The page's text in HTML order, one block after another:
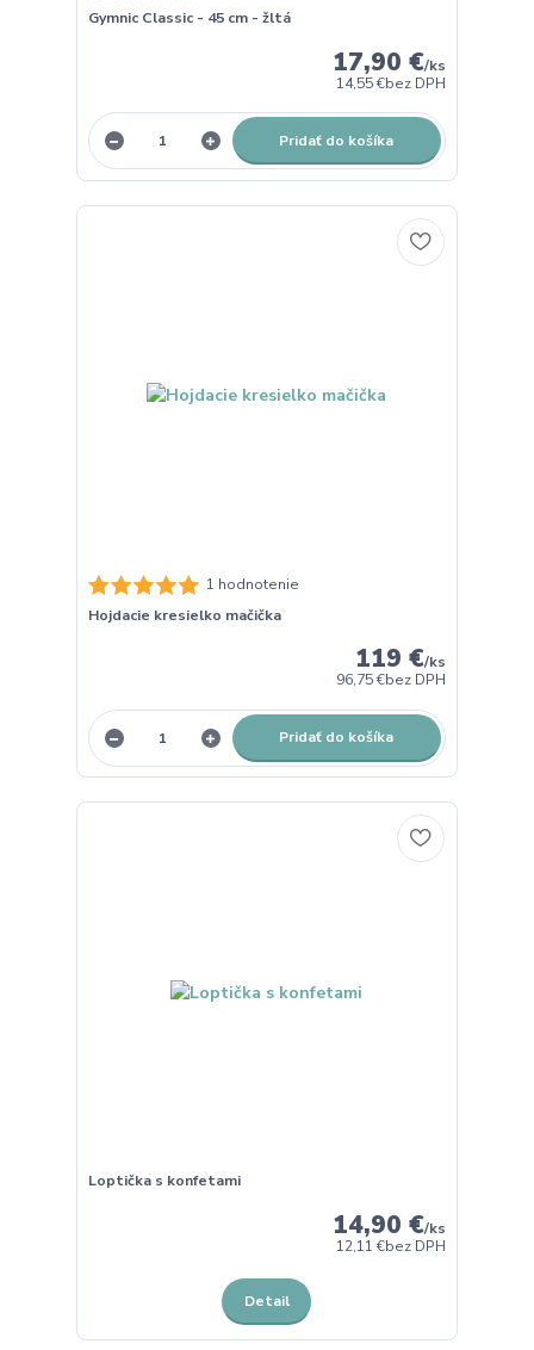
Gymnic Classic - 45 cm - žltá
17,90 €/ks
14,55 €bez DPH
Pridať do košíka
1 hodnotenie
Hojdacie kresielko mačička
119 €/ks
96,75 €bez DPH
Pridať do košíka
Loptička s konfetami
14,90 €/ks
12,11 €bez DPH
Detail